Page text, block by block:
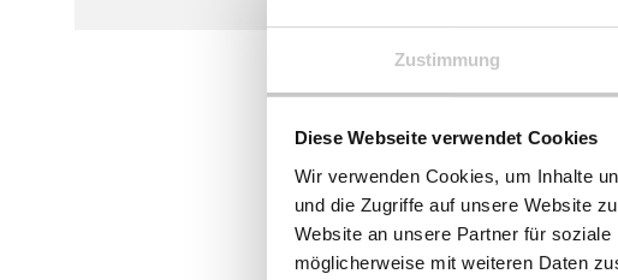
Zustimmung
Diese Webseite verwendet Cookies
Wir verwenden Cookies, um Inhalte
und die Zugriffe auf unsere Website
Website an unsere Partner für
möglicherweise mit weiteren Daten